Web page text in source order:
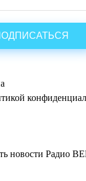
новости Радио